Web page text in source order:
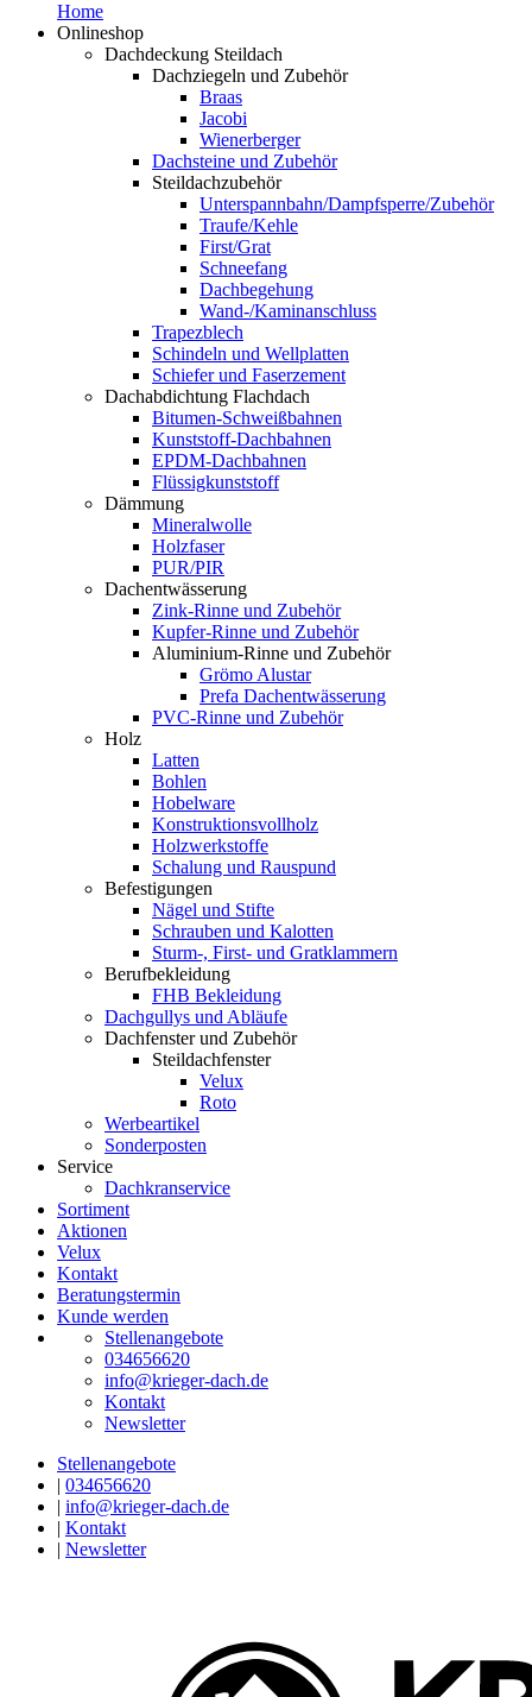
Home
Onlineshop
Dachdeckung Steildach
Dachziegeln und Zubehör
Braas
Jacobi
Wienerberger
Dachsteine und Zubehör
Steildachzubehör
Unterspannbahn/Dampfsperre/Zubehör
Traufe/Kehle
First/Grat
Schneefang
Dachbegehung
Wand-/Kaminanschluss
Trapezblech
Schindeln und Wellplatten
Schiefer und Faserzement
Dachabdichtung Flachdach
Bitumen-Schweißbahnen
Kunststoff-Dachbahnen
EPDM-Dachbahnen
Flüssigkunststoff
Dämmung
Mineralwolle
Holzfaser
PUR/PIR
Dachentwässerung
Zink-Rinne und Zubehör
Kupfer-Rinne und Zubehör
Aluminium-Rinne und Zubehör
Grömo Alustar
Prefa Dachentwässerung
PVC-Rinne und Zubehör
Holz
Latten
Bohlen
Hobelware
Konstruktionsvollholz
Holzwerkstoffe
Schalung und Rauspund
Befestigungen
Nägel und Stifte
Schrauben und Kalotten
Sturm-, First- und Gratklammern
Berufbekleidung
FHB Bekleidung
Dachgullys und Abläufe
Dachfenster und Zubehör
Steildachfenster
Velux
Roto
Werbeartikel
Sonderposten
Service
Dachkranservice
Sortiment
Aktionen
Velux
Kontakt
Beratungstermin
Kunde werden
Stellenangebote
034656620
info@krieger-dach.de
Kontakt
Newsletter
Stellenangebote
| 034656620
| info@krieger-dach.de
| Kontakt
| Newsletter